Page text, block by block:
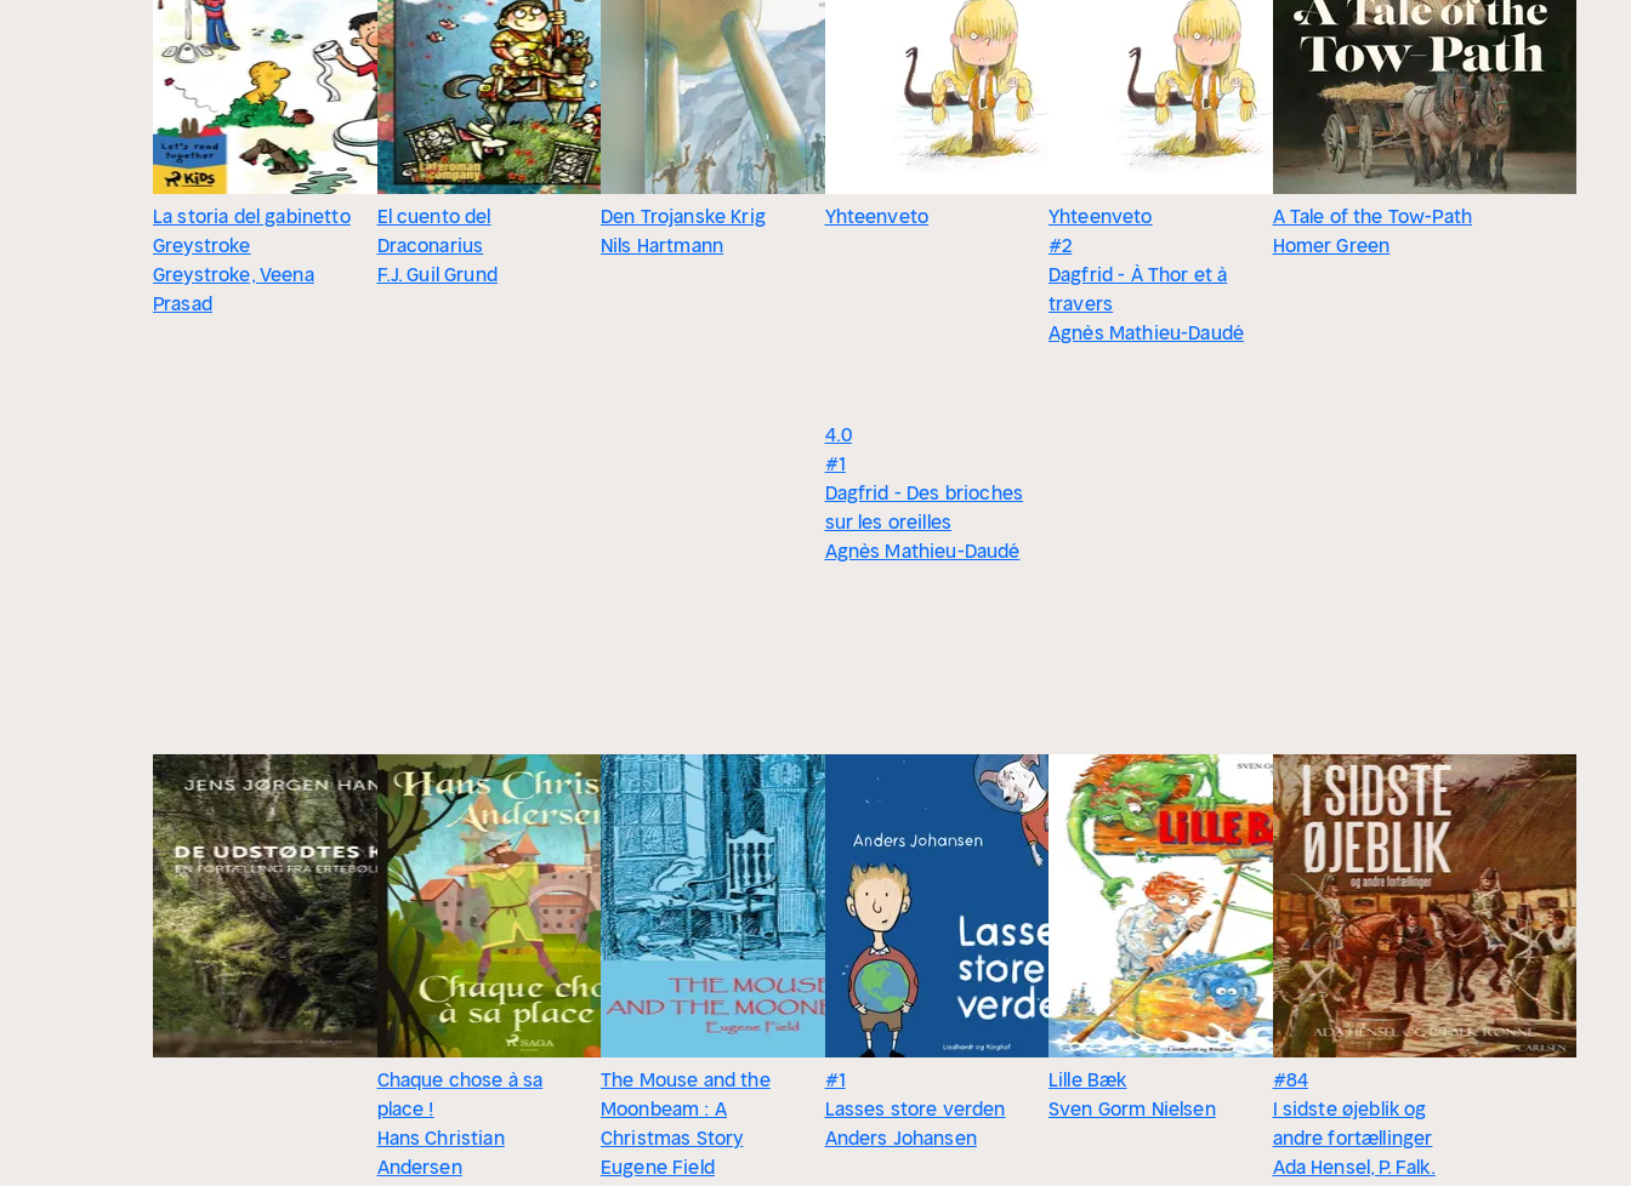
La storia del gabinetto
Greystroke
Greystroke, Veena
Prasad
El cuento del
Draconarius
F.J. Guil Grund
Den Trojanske Krig
Nils Hartmann
Yhteenveto
4.0
#1
Dagfrid - Des brioches
sur les oreilles
Agnès Mathieu-Daudé
Yhteenveto
#2
Dagfrid - À Thor et à
travers
Agnès Mathieu-Daudé
A Tale of the Tow-Path
Homer Green
Chaque chose à sa
place !
Hans Christian
Andersen
The Mouse and the
Moonbeam : A
Christmas Story
Eugene Field
#1
Lasses store verden
Anders Johansen
Lille Bæk
Sven Gorm Nielsen
#84
I sidste øjeblik og
andre fortællinger
Ada Hensel, P. Falk.